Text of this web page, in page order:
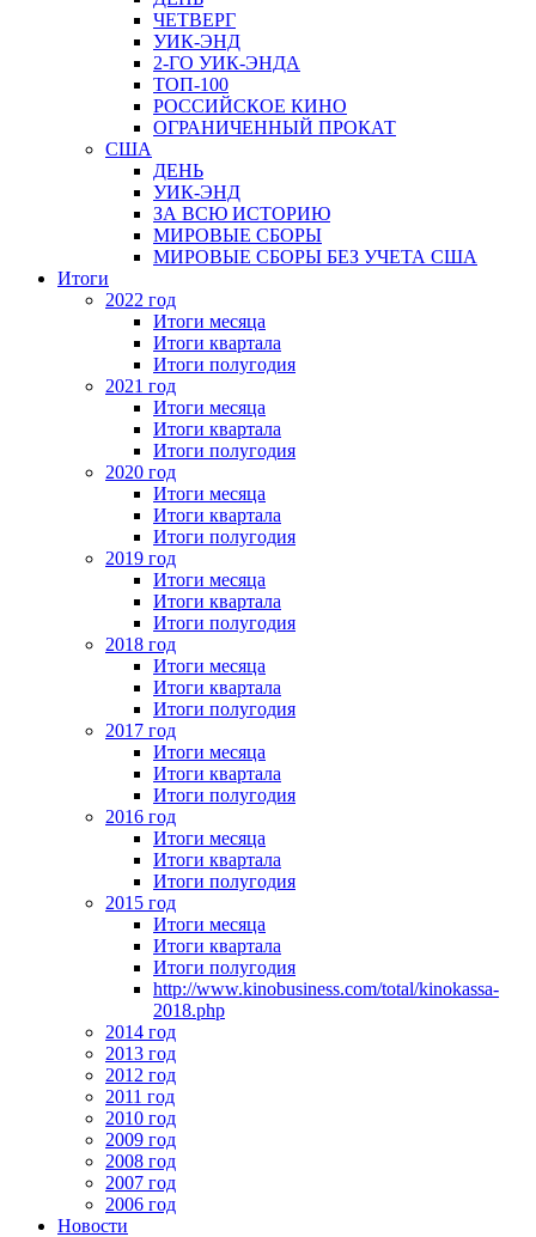
ЧЕТВЕРГ
УИК-ЭНД
2-ГО УИК-ЭНДА
ТОП-100
РОССИЙСКОЕ КИНО
ОГРАНИЧЕННЫЙ ПРОКАТ
США
ДЕНЬ
УИК-ЭНД
ЗА ВСЮ ИСТОРИЮ
МИРОВЫЕ СБОРЫ
МИРОВЫЕ СБОРЫ БЕЗ УЧЕТА США
Итоги
2022 год
Итоги месяца
Итоги квартала
Итоги полугодия
2021 год
Итоги месяца
Итоги квартала
Итоги полугодия
2020 год
Итоги месяца
Итоги квартала
Итоги полугодия
2019 год
Итоги месяца
Итоги квартала
Итоги полугодия
2018 год
Итоги месяца
Итоги квартала
Итоги полугодия
2017 год
Итоги месяца
Итоги квартала
Итоги полугодия
2016 год
Итоги месяца
Итоги квартала
Итоги полугодия
2015 год
Итоги месяца
Итоги квартала
Итоги полугодия
http://www.kinobusiness.com/total/kinokassa-
2018.php
2014 год
2013 год
2012 год
2011 год
2010 год
2009 год
2008 год
2007 год
2006 год
Новости